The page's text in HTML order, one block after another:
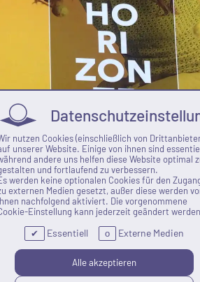
nutzen Cookies (einschließlich von
unserer Website. Einige von ihnen sind
andere uns helfen diese Website optimal
und fortlaufend zu verbessern.
werden keine optionalen Cookies für den
externen Medien gesetzt, außer diese werden
nachfolgend aktiviert. Die vorgenommene
Einstellung kann jederzeit geändert
✔ Essentiell o Externe Medien
Alle akzeptieren